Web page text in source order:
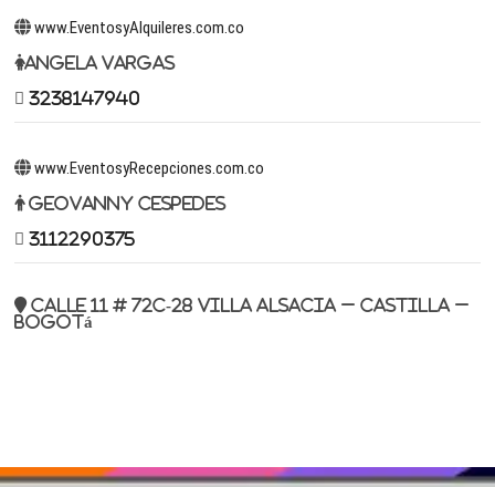
www.EventosyAlquileres.com.co
Angela Vargas
3238147940
www.EventosyRecepciones.com.co
Geovanny Cespedes
3112290375
Calle 11 # 72c-28 Villa Alsacia – Castilla –
Bogotá